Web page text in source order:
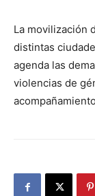
La movilización
distintas
agenda las
violencias de